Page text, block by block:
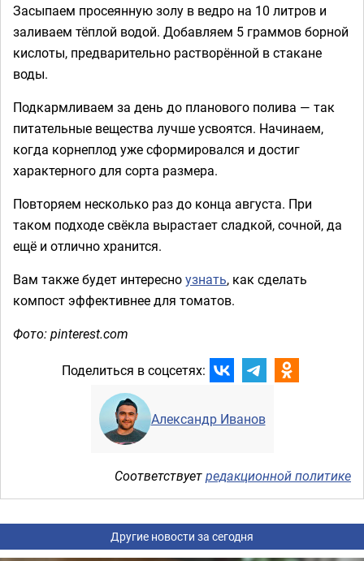
Засыпаем просеянную золу в ведро на 10 литров и
заливаем тёплой водой. Добавляем 5 граммов борной
кислоты, предварительно растворённой в стакане
воды.
Подкармливаем за день до планового полива — так
питательные вещества лучше усвоятся. Начинаем,
когда корнеплод уже сформировался и достиг
характерного для сорта размера.
Повторяем несколько раз до конца августа. При
таком подходе свёкла вырастает сладкой, сочной, да
ещё и отлично хранится.
Вам также будет интересноузнать, как сделать
компост эффективнее для томатов.
Фото: pinterest.com
Поделиться в соцсетях:
Александр Иванов
Соответствуетредакционной политике
Другие новости за сегодня